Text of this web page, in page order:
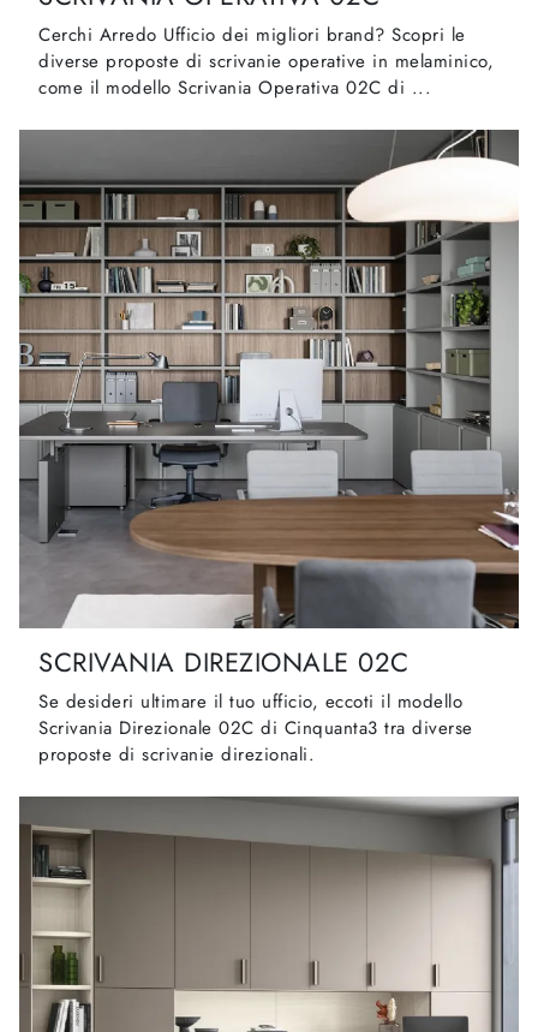
Cerchi Arredo Ufficio dei migliori brand? Scopri le
diverse proposte di scrivanie operative in melaminico,
come il modello Scrivania Operativa 02C di ...
SCRIVANIA DIREZIONALE 02C
Se desideri ultimare il tuo ufficio, eccoti il modello
Scrivania Direzionale 02C di Cinquanta3 tra diverse
proposte di scrivanie direzionali.